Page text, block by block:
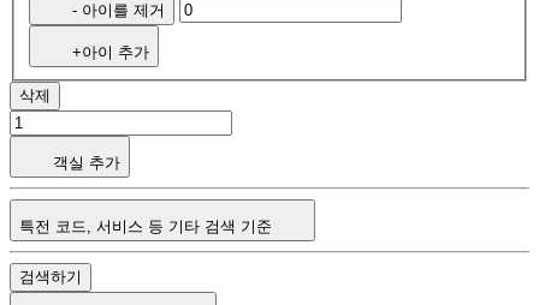
- 아이를 제거
+아이 추가
삭제
객실 추가
특전 코드, 서비스 등 기타 검색 기준
검색하기